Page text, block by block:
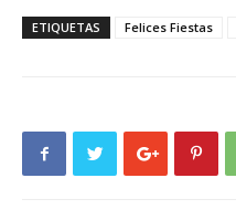
ETIQUETAS Felices Fiestas